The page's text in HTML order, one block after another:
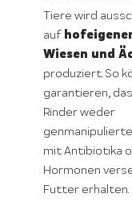
Tiere wird
auf
Wiesen und
produziert. So
garantieren,
Rinder weder
mit Antibiotika
Hormonen
Futter erhalten.